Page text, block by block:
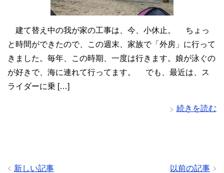
建て替え中の我が家の工事は、今、小休止。 ちょっ
と時間ができたので、この週末、家族で「外房」に行って
きました。毎年、この時期、一度は行きます。娘が泳ぐの
が好きで、海に連れて行ってます。 でも、最近は、ス
ライダーに乗 […]
続きを読む
以前の記事
新しい記事